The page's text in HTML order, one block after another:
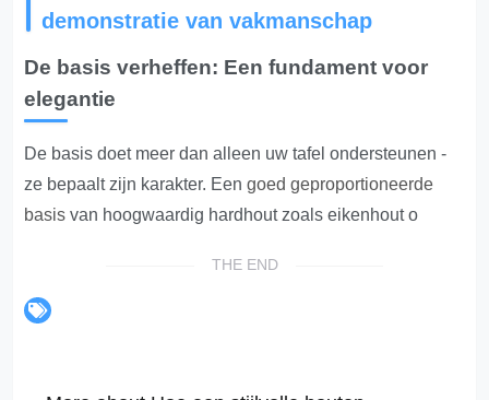
demonstratie van vakmanschap
De basis verheffen: Een fundament voor
elegantie
De basis doet meer dan alleen uw tafel ondersteunen -
ze bepaalt zijn karakter. Eengoed geproportioneerde
basis van hoogwaardig hardhout zoals eikenhout o
THE END